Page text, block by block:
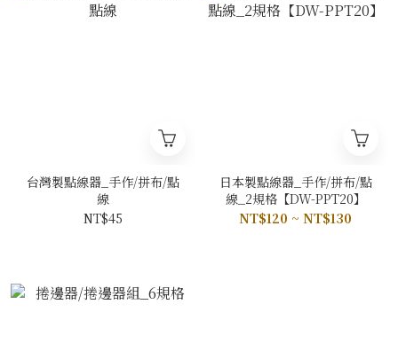
台灣製點線器_手作/拼布/點
線
NT$45
日本製點線器_手作/拼布/點
線_2規格【DW-PPT20】
NT$120 ~ NT$130